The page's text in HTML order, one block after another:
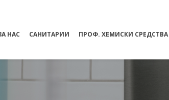
НАС САНИТАРИИ ПРОФ. ХЕМИСКИ СРЕДСТВА